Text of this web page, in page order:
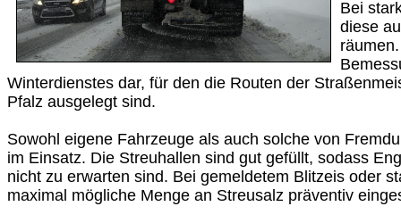
Bei
diese
Winterdienstes dar, für den die Routen der
Pfalz ausgelegt sind.
Sowohl eigene Fahrzeuge als auch solche von
im Einsatz. Die Streuhallen sind gut gefüllt, sodass
nicht zu erwarten sind. Bei gemeldetem Blitzeis oder
maximal mögliche Menge an Streusalz präventiv